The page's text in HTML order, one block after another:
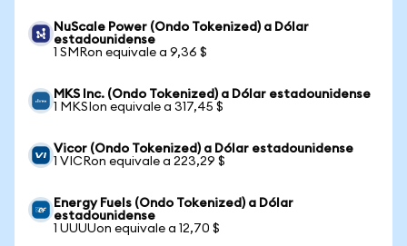
NuScale Power (Ondo Tokenized) a Dólar
estadounidense
1 SMRon equivale a 9,36 $
MKS Inc. (Ondo Tokenized) a Dólar estadounidense
1 MKSIon equivale a 317,45 $
Vicor (Ondo Tokenized) a Dólar estadounidense
1 VICRon equivale a 223,29 $
Energy Fuels (Ondo Tokenized) a Dólar
estadounidense
1 UUUUon equivale a 12,70 $